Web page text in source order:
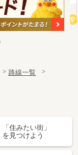
路線一覧
「住みたい街」
を見つけよう